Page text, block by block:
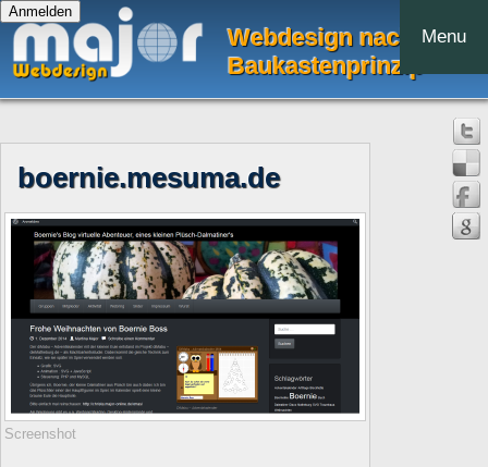
Webdesign nach dem
Baukastenprinzip
Menu
boernie.mesuma.de
Screenshot